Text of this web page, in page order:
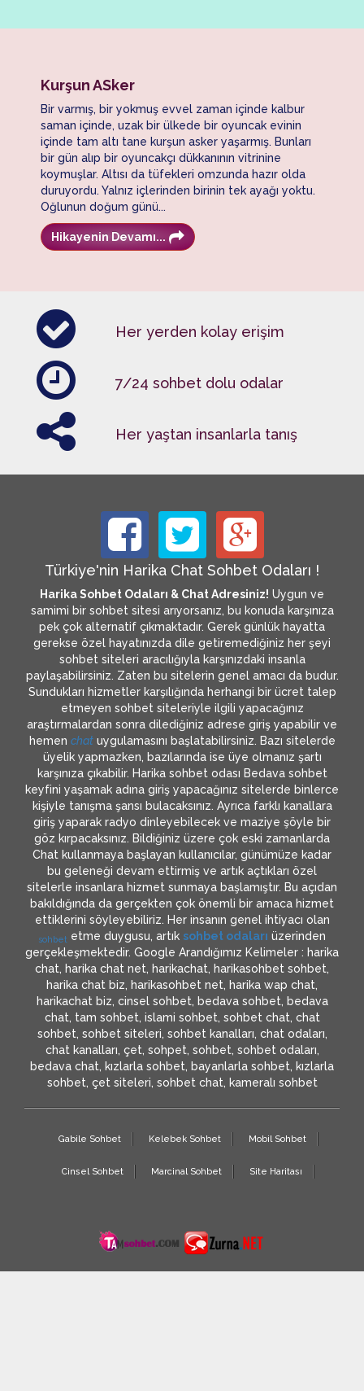
Kurşun ASker
Bir varmış, bir yokmuş evvel zaman içinde kalbur
saman içinde, uzak bir ülkede bir oyuncak evinin
içinde tam altı tane kurşun asker yaşarmış. Bunları
bir gün alıp bir oyuncakçı dükkanının vitrinine
koymuşlar. Altısı da tüfekleri omzunda hazır olda
duruyordu. Yalnız içlerinden birinin tek ayağı yoktu.
Oğlunun doğum günü...
Hikayenin Devamı...
Her yerden kolay erişim
7/24 sohbet dolu odalar
Her yaştan insanlarla tanış
Türkiye'nin Harika Chat Sohbet Odaları !
Harika Sohbet Odaları & Chat Adresiniz! Uygun ve
samimi bir sohbet sitesi arıyorsanız, bu konuda karşınıza
pek çok alternatif çıkmaktadır. Gerek günlük hayatta
gerekse özel hayatınızda dile getiremediğiniz her şeyi
sohbet siteleri aracılığıyla karşınızdaki insanla
paylaşabilirsiniz. Zaten bu sitelerin genel amacı da budur.
Sundukları hizmetler karşılığında herhangi bir ücret talep
etmeyen sohbet siteleriyle ilgili yapacağınız
araştırmalardan sonra dilediğiniz adrese giriş yapabilir ve
hemen chatuygulamasını başlatabilirsiniz. Bazı sitelerde
üyelik yapmazken, bazılarında ise üye olmanız şartı
karşınıza çıkabilir. Harika sohbet odası Bedava sohbet
keyfini yaşamak adına giriş yapacağınız sitelerde binlerce
kişiyle tanışma şansı bulacaksınız. Ayrıca farklı kanallara
giriş yaparak radyo dinleyebilecek ve maziye şöyle bir
göz kırpacaksınız. Bildiğiniz üzere çok eski zamanlarda
Chat kullanmaya başlayan kullanıcılar, günümüze kadar
bu geleneği devam ettirmiş ve artık açtıkları özel
sitelerle insanlara hizmet sunmaya başlamıştır. Bu açıdan
bakıldığında da gerçekten çok önemli bir amaca hizmet
ettiklerini söyleyebiliriz. Her insanın genel ihtiyacı olan
sohbet etme duygusu, artık sohbet odaları üzerinden
gerçekleşmektedir. Google Arandığımız Kelimeler : harika
chat, harika chat net, harikachat, harikasohbet sohbet,
harika chat biz, harikasohbet net, harika wap chat,
harikachat biz, cinsel sohbet, bedava sohbet, bedava
chat, tam sohbet, islami sohbet, sohbet chat, chat
sohbet, sohbet siteleri, sohbet kanalları, chat odaları,
chat kanalları, çet, sohpet, sohbet, sohbet odaları,
bedava chat, kızlarla sohbet, bayanlarla sohbet, kızlarla
sohbet, çet siteleri, sohbet chat, kameralı sohbet
Gabile Sohbet Kelebek Sohbet Mobil Sohbet
Cinsel Sohbet Marcinal Sohbet Site Haritası